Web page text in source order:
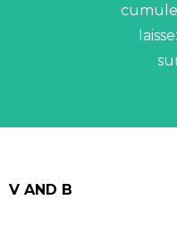
V AND B